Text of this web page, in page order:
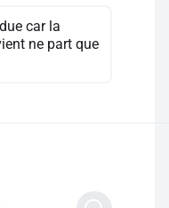
car la
ne part que